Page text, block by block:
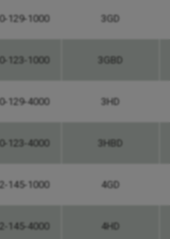
129-1000 3GD
123-1000 3GBD
129-4000 3HD
123-4000 3HBD
145-1000 4GD
145-4000 4HD